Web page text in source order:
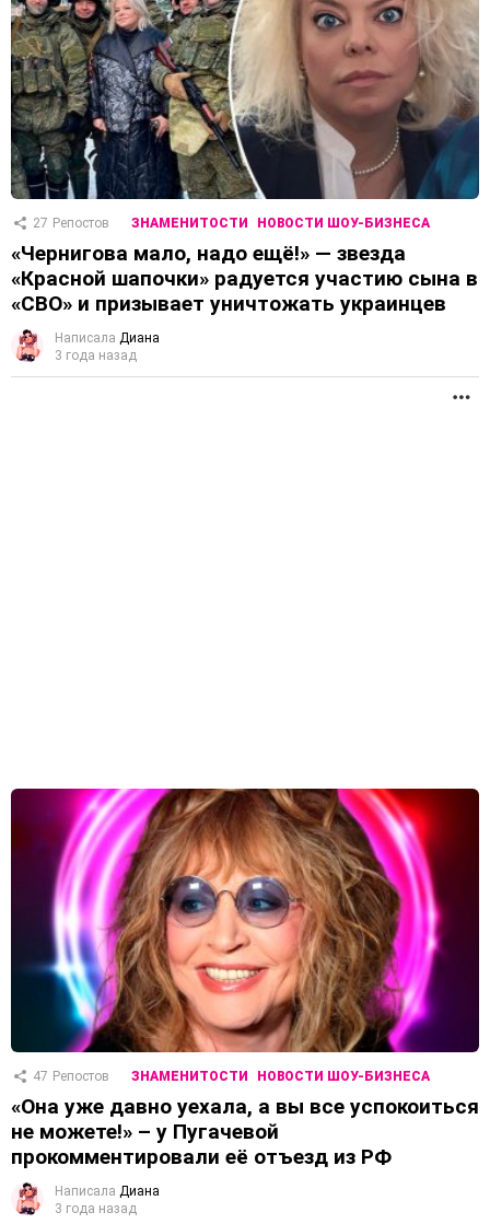
27 Репостов ЗНАМЕНИТОСТИ НОВОСТИ ШОУ-БИЗНЕСА
«Чернигова мало, надо ещё!» — звезда
«Красной шапочки» радуется участию сына в
«СВО» и призывает уничтожать украинцев
Написала Диана
3 года назад
47 Репостов ЗНАМЕНИТОСТИ НОВОСТИ ШОУ-БИЗНЕСА
«Она уже давно уехала, а вы все успокоиться
не можете!» – у Пугачевой
прокомментировали её отъезд из РФ
Написала Диана
3 года назад